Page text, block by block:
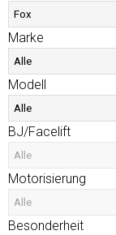
Marke
Modell
BJ/Facelift
Motorisierung
Besonderheit